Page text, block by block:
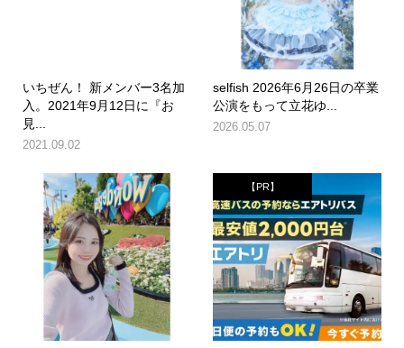
いちぜん！ 新メンバー3名加
入。2021年9月12日に『お
見...
2021.09.02
selfish 2026年6月26日の卒業
公演をもって立花ゆ...
2026.05.07
【PR】